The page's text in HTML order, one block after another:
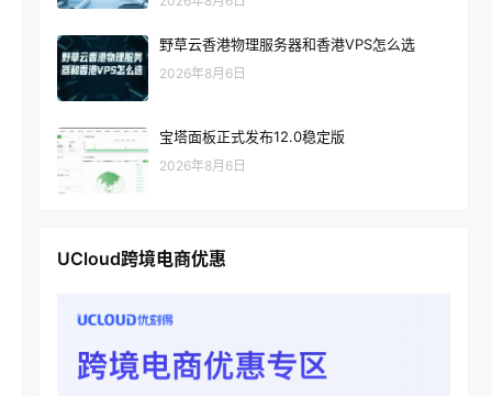
野草云香港物理服务器和香港VPS怎么选
2026年8月6日
宝塔面板正式发布12.0稳定版
2026年8月6日
UCloud跨境电商优惠